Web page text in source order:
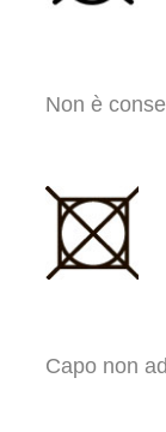
Non è
Capo non